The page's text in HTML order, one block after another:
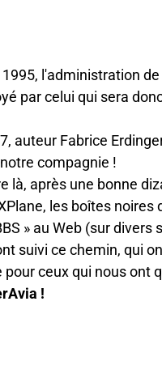
corrigeait son
jamais notre premier
du simulateur
d’évolutions de FS,
la bascule de CIP
et plusieurs
pour bâtir et
et :